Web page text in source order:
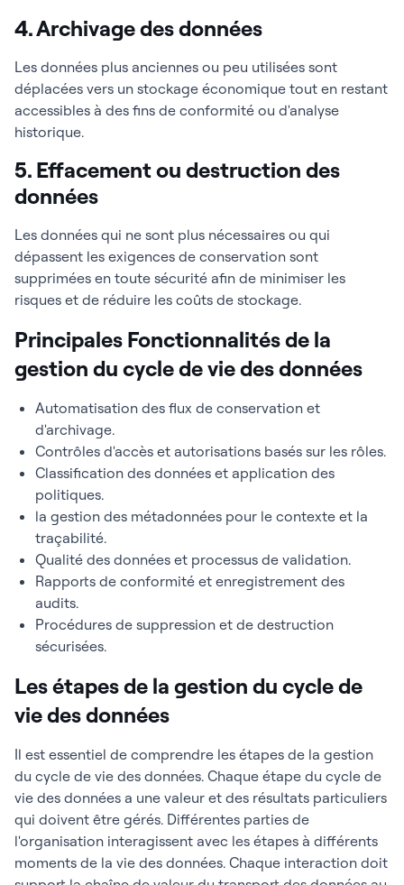
4. Archivage des données
Les données plus anciennes ou peu utilisées sont
déplacées vers un stockage économique tout en restant
accessibles à des fins de conformité ou d'analyse
historique.
5. Effacement ou destruction des
données
Les données qui ne sont plus nécessaires ou qui
dépassent les exigences de conservation sont
supprimées en toute sécurité afin de minimiser les
risques et de réduire les coûts de stockage.
Principales Fonctionnalités de la
gestion du cycle de vie des données
Automatisation des flux de conservation et
d'archivage.
Contrôles d'accès et autorisations basés sur les rôles.
Classification des données et application des
politiques.
la gestion des métadonnées pour le contexte et la
traçabilité.
Qualité des données et processus de validation.
Rapports de conformité et enregistrement des
audits.
Procédures de suppression et de destruction
sécurisées.
Les étapes de la gestion du cycle de
vie des données
Il est essentiel de comprendre les étapes de la gestion
du cycle de vie des données. Chaque étape du cycle de
vie des données a une valeur et des résultats particuliers
qui doivent être gérés. Différentes parties de
l'organisation interagissent avec les étapes à différents
moments de la vie des données. Chaque interaction doit